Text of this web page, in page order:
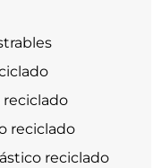
reciclado
reciclado
reciclado